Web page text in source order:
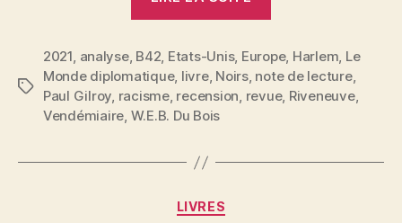
Étiquettes
2021, analyse, B42, Etats-Unis, Europe, Harlem, Le
Monde diplomatique, livre, Noirs, note de lecture,
Paul Gilroy, racisme, recension, revue, Riveneuve,
Vendémiaire, W.E.B. Du Bois
Catégories
LIVRES